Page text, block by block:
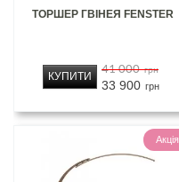
ТОРШЕР ГВІНЕЯ FENSTER
41 000 грн
33 900 грн
КУПИТИ
Акція